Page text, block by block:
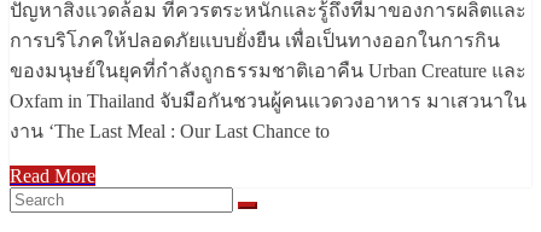
ปัญหาสิ่งแวดล้อม ที่ควรตระหนักและรู้ถึงที่มาของการผลิตและ
การบริโภคให้ปลอดภัยแบบยั่งยืน เพื่อเป็นทางออกในการกิน
ของมนุษย์ในยุคที่กำลังถูกธรรมชาติเอาคืน Urban Creature และ
Oxfam in Thailand จับมือกันชวนผู้คนแวดวงอาหาร มาเสวนาใน
งาน ‘The Last Meal : Our Last Chance to
Read More